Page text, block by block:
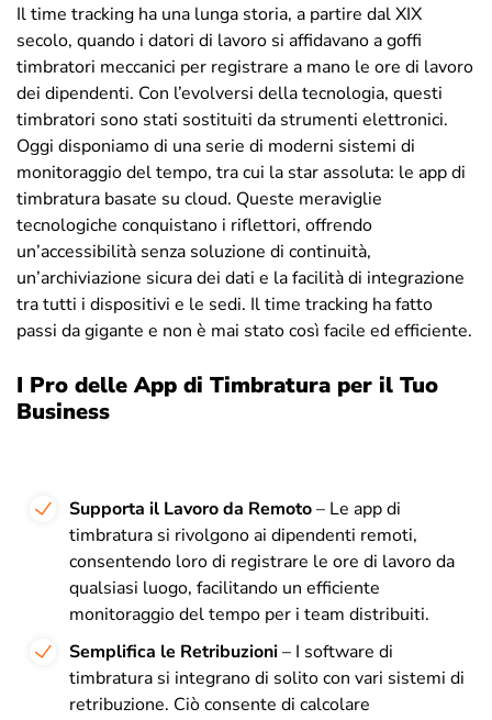
Il time tracking ha una lunga storia, a partire dal XIX
secolo, quando i datori di lavoro si affidavano a goffi
timbratori meccanici per registrare a mano le ore di lavoro
dei dipendenti. Con l’evolversi della tecnologia, questi
timbratori sono stati sostituiti da strumenti elettronici.
Oggi disponiamo di una serie di moderni sistemi di
monitoraggio del tempo, tra cui la star assoluta: le app di
timbratura basate su cloud. Queste meraviglie
tecnologiche conquistano i riflettori, offrendo
un’accessibilità senza soluzione di continuità,
un’archiviazione sicura dei dati e la facilità di integrazione
tra tutti i dispositivi e le sedi. Il time tracking ha fatto
passi da gigante e non è mai stato così facile ed efficiente.
I Pro delle App di Timbratura per il Tuo
Business
Supporta il Lavoro da Remoto– Le app di
timbratura si rivolgono ai dipendenti remoti,
consentendo loro di registrare le ore di lavoro da
qualsiasi luogo, facilitando un efficiente
monitoraggio del tempo per i team distribuiti.
Semplifica le Retribuzioni– I software di
timbratura si integrano di solito con vari sistemi di
retribuzione. Ciò consente di calcolare